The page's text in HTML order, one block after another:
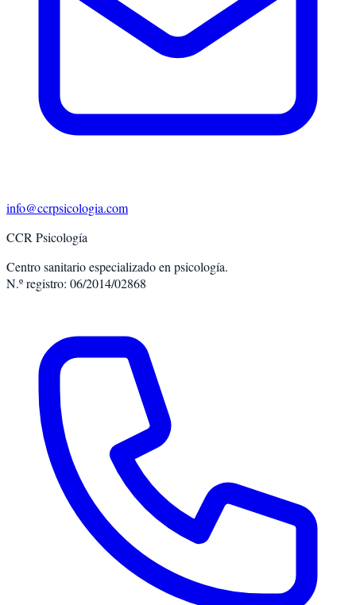
info@ccrpsicologia.com
CCR Psicología
Centro sanitario especializado en psicología.
N.º registro: 06/2014/02868